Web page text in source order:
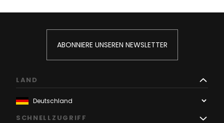
ABONNIERE UNSEREN NEWSLETTER
LAND
SCHNELLZUGRIFF